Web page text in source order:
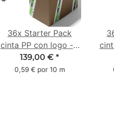
36x Starter Pack
cinta PP con logo - 1
color - 48 mm x 66 m
139,00 € *
0,59 € por 10 m
m